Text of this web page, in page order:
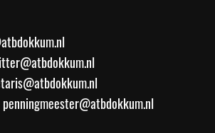
penningmeester@atbdokkum.nl